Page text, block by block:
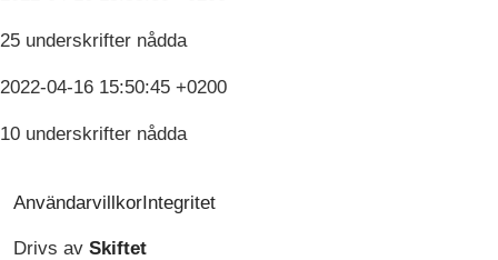
25 underskrifter nådda
2022-04-16 15:50:45 +0200
10 underskrifter nådda
AnvändarvillkorIntegritet
Drivs av Skiftet